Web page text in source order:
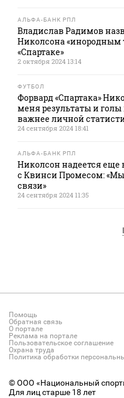
АЛЬФА-БАНК РПЛ
Владислав Радимов
Николсона «инородным
«Спартаке»
2 октября 2024 13:14
ФУТБОЛ
Форвард «Спартака»
меня результаты и
важнее личной
24 сентября 2024 18:41
АЛЬФА-БАНК РПЛ
Николсон надеется еще
с Квинси Промесом:
связи»
24 сентября 2024 11:35
Помощь
Обратная связь
О портале
Реклама на портале
Пользовательское соглашение
Охрана труда
Политика обработки
© ООО «Национальный
Для лиц старше 18 лет